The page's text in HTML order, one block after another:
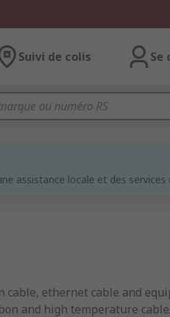
Suivi de colis Se
assistance locale et des services
ethernet cable and
and high temperature